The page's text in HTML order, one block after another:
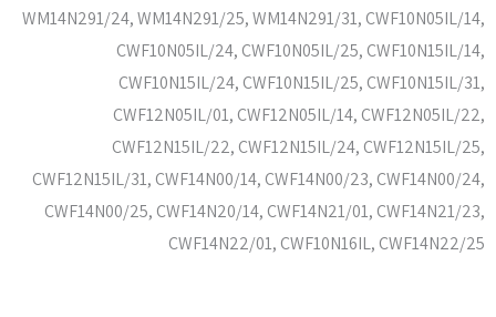
WM14N291/24, WM14N291/25, WM14N291/31, CWF10N05IL/14,
CWF10N05IL/24, CWF10N05IL/25, CWF10N15IL/14,
CWF10N15IL/24, CWF10N15IL/25, CWF10N15IL/31,
CWF12N05IL/01, CWF12N05IL/14, CWF12N05IL/22,
CWF12N15IL/22, CWF12N15IL/24, CWF12N15IL/25,
CWF12N15IL/31, CWF14N00/14, CWF14N00/23, CWF14N00/24,
CWF14N00/25, CWF14N20/14, CWF14N21/01, CWF14N21/23,
CWF14N22/01, CWF10N16IL, CWF14N22/25